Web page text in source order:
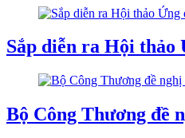
Sắp diễn ra Hội thảo
Bộ Công Thương đề